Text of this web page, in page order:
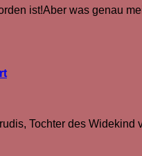
ist!Aber was genau
Tochter des